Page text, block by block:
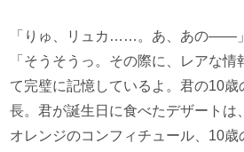
「りゅ、リュカ……。あ、あの――」
「そうそうっ。その際に、レアな情
て完璧に記憶しているよ。君の10
長。君が誕生日に食べたデザートは
オレンジのコンフィチュール、10歳